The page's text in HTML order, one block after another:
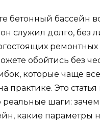
бетонный бассейн
он служил долго, без
ремонтных
обойтись без
которые чаще
практике. Это
реальные шаги:
какие параметры